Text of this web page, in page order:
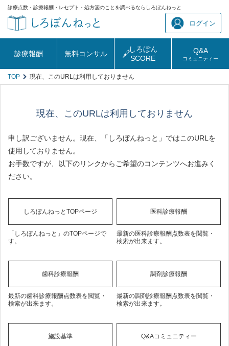
診療点数・診療報酬・レセプト・処方箋のことを調べるならしろぼんねっと
ログイン
診療報酬 無料コンサル
しろぼん
SCORE
Q&A
コミュニティー
TOP 現在、このURLは利用しておりません
現在、このURLは利用しておりません
申し訳ございません。現在、「しろぼんねっと」ではこのURLを
使用しておりません。
お手数ですが、以下のリンクからご希望のコンテンツへお進みく
ださい。
しろぼんねっとTOPページ
「しろぼんねっと」のTOPページで
す。
医科診療報酬
最新の医科診療報酬点数表を閲覧・
検索が出来ます。
歯科診療報酬
最新の歯科診療報酬点数表を閲覧・
検索が出来ます。
調剤診療報酬
最新の調剤診療報酬点数表を閲覧・
検索が出来ます。
施設基準 Q&Aコミュニティー